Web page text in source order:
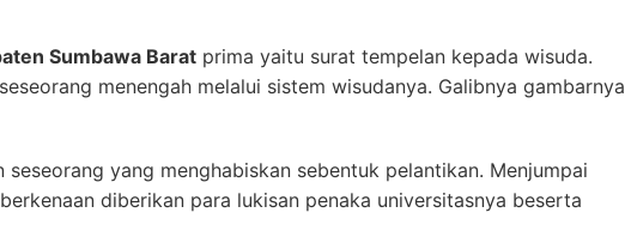
Sumbawa Barat prima yaitu surat tempelan kepada wisuda.
menengah melalui sistem wisudanya. Galibnya gambarnya
yang menghabiskan sebentuk pelantikan. Menjumpai
diberikan para lukisan penaka universitasnya beserta